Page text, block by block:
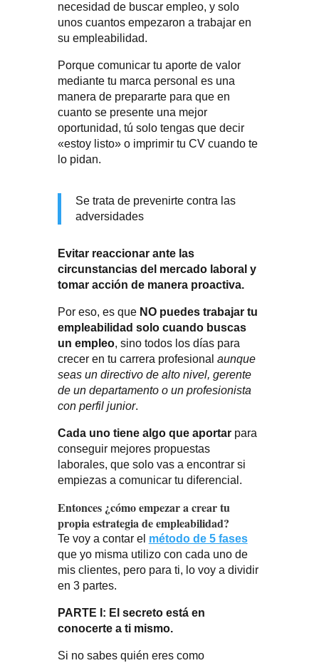
necesidad de buscar empleo, y solo
unos cuantos empezaron a trabajar en
su empleabilidad.
Porque comunicar tu aporte de valor
mediante tu marca personal es una
manera de prepararte para que en
cuanto se presente una mejor
oportunidad, tú solo tengas que decir
«estoy listo» o imprimir tu CV cuando te
lo pidan.
Se trata de prevenirte contra las
adversidades
Evitar reaccionar ante las
circunstancias del mercado laboral y
tomar acción de manera proactiva.
Por eso, es que NO puedes trabajar tu
empleabilidad solo cuando buscas
un empleo, sino todos los días para
crecer en tu carrera profesional aunque
seas un directivo de alto nivel, gerente
de un departamento o un profesionista
con perfil junior.
Cada uno tiene algo que aportarpara
conseguir mejores propuestas
laborales, que solo vas a encontrar si
empiezas a comunicar tu diferencial.
Entonces ¿cómo empezar a crear tu
propia estrategia de empleabilidad?
Te voy a contar el método de 5 fases
que yo misma utilizo con cada uno de
mis clientes, pero para ti, lo voy a dividir
en 3 partes.
PARTE I: El secreto está en
conocerte a ti mismo.
Si no sabes quién eres como